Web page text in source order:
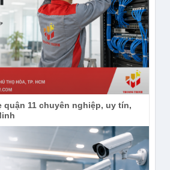
mà vẫn giữ chất lượng hình ảnh
hình liên tục ở độ phân giải 4MP
từ 32 Kbps đến 8 Mbps. Hỗ trợ
lên đến 512 GB (tùy model
cục bộ độc lập, rất tiện lợi khi
quận 11 chuyên nghiệp, uy tín,